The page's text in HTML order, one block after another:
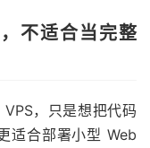
不适合当完整
，只是想把代码
适合部署小型 Web